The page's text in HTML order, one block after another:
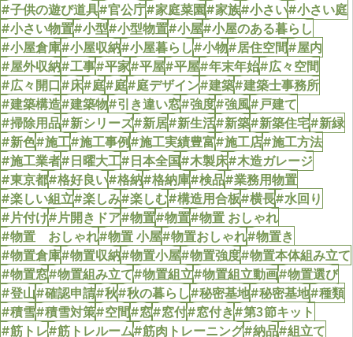
#子供の遊び道具#官公庁#家庭菜園#家族#小さい#小さい庭
#小さい物置#小型#小型物置#小屋#小屋のある暮らし
#小屋倉庫#小屋収納#小屋暮らし#小物#居住空間#屋内
#屋外収納#工事#平家#平屋#平屋#年末年始#広々空間
#広々開口#床#庭#庭#庭デザイン#建築#建築士事務所
#建築構造#建築物#引き違い窓#強度#強風#戸建て
#掃除用品#新シリーズ#新居#新生活#新築#新築住宅#新緑
#新色#施工#施工事例#施工実績豊富#施工店#施工方法
#施工業者#日曜大工#日本全国#木製床#木造ガレージ
#東京都#格好良い#格納#格納庫#検品#業務用物置
#楽しい組立#楽しみ#楽しむ#構造用合板#横長#水回り
#片付け#片開きドア#物置#物置#物置 おしゃれ
#物置 おしゃれ#物置 小屋#物置おしゃれ#物置き
#物置倉庫#物置収納#物置小屋#物置強度#物置本体組み立て
#物置窓#物置組み立て#物置組立#物置組立動画#物置選び
#登山#確認申請#秋#秋の暮らし#秘密基地#秘密基地#種類
#積雪#積雪対策#空間#窓#窓付#窓付き#第3節キット
#筋トレ#筋トレルーム#筋肉トレーニング#納品#組立て